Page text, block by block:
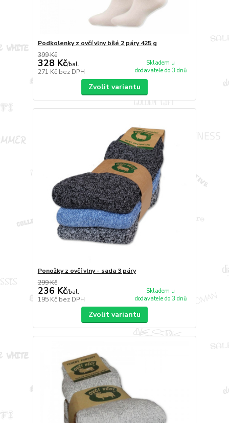
Podkolenky z ovčí vlny bílé 2 páry 425 g
399 Kč
328 Kč/bal.
271 Kč bez DPH
Skladem u
dodavatele do 3 dnů
Zvolit variantu
Ponožky z ovčí vlny - sada 3 páry
299 Kč
236 Kč/bal.
195 Kč bez DPH
Skladem u
dodavatele do 3 dnů
Zvolit variantu